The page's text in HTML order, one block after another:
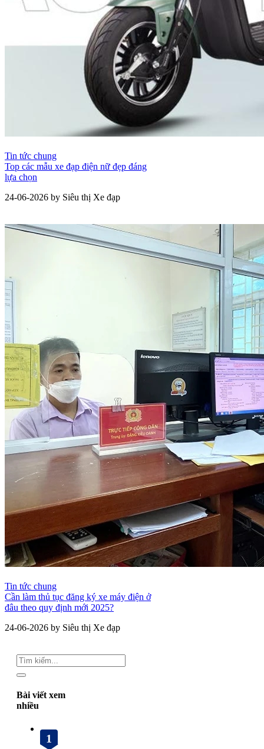
Tin tức chung
Top các mẫu xe đạp điện nữ đẹp đáng
lựa chọn
24-06-2026 by Siêu thị Xe đạp
Tin tức chung
Cần làm thủ tục đăng ký xe máy điện ở
đâu theo quy định mới 2025?
24-06-2026 by Siêu thị Xe đạp
Bài viết xem
nhiều
1